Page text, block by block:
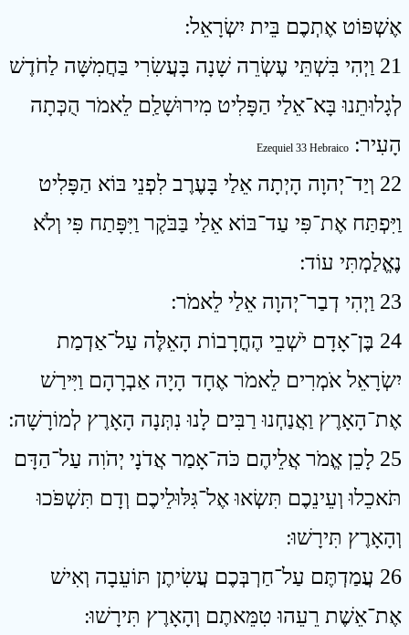
אֶשְׁפּוֹט אֶתְכֶם בֵּית יִשְׂרָאֵל ׃
21 וַיְהִי בִּשְׁתֵּי עֶשְׂרֵה שָׁנָה בָּעֲשִׂרִי בַּחֲמִשָּׁה לַחֹדֶשׁ
לְגָלוּתֵנוּ בָּא־אֵלַי הַפָּלִיט מִירוּשָׁלִַם לֵאמֹר הֻכְּתָה
הָעִיר ׃ Ezequiel 33 Hebraico
22 וְיַד־יְהוָה הָיְתָה אֵלַי בָּעֶרֶב לִפְנֵי בּוֹא הַפָּלִיט
וַיִּפְתַּח אֶת־פִּי עַד־בּוֹא אֵלַי בַּבֹּקֶר וַיִּפָּתַח פִּי וְלֹא
נֶאֱלַמְתִּי עוֹד ׃
23 וַיְהִי דְבַר־יְהוָה אֵלַי לֵאמֹר ׃
24 בֶּן־אָדָם יֹשְׁבֵי הֶחֳרָבוֹת הָאֵלֶּה עַל־אַדְמַת
יִשְׂרָאֵל אֹמְרִים לֵאמֹר אֶחָד הָיָה אַבְרָהָם וַיִּירַשׁ
אֶת־הָאָרֶץ וַאֲנַחְנוּ רַבִּים לָנוּ נִתְּנָה הָאָרֶץ לְמוֹרָשָׁה ׃
25 לָכֵן אֱמֹר אֲלֵיהֶם כֹּה־אָמַר אֲדֹנָי יְהֹוִה עַל־הַדָּם
תֹּאכֵלוּ וְעֵינֵכֶם תִּשְׂאוּ אֶל־גִּלּוּלֵיכֶם וְדָם תִּשְׁפֹּכוּ
וְהָאָרֶץ תִּירָשׁוּ ׃
26 עֲמַדְתֶּם עַל־חַרְבְּכֶם עֲשִׂיתֶן תּוֹעֵבָה וְאִישׁ
אֶת־אֵשֶׁת רֵעֵהוּ טִמֵּאתֶם וְהָאָרֶץ תִּירָשׁוּ ׃